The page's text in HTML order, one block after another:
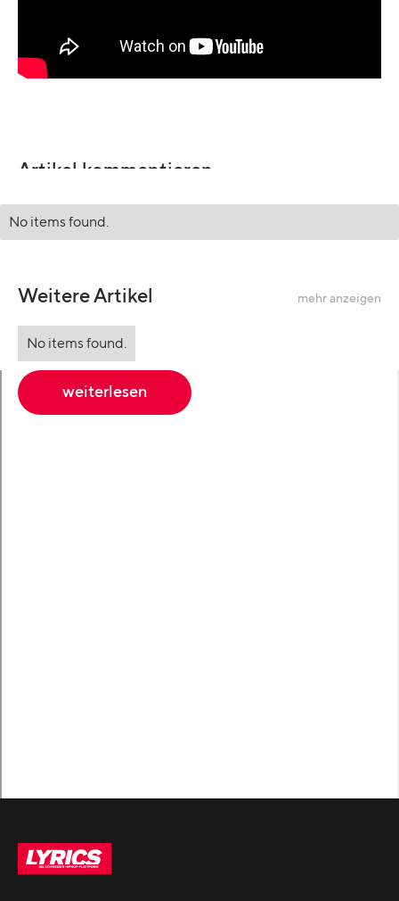
Artikel kommentieren
No items found.
Weitere Artikel mehr anzeigen
No items found.
weiterlesen